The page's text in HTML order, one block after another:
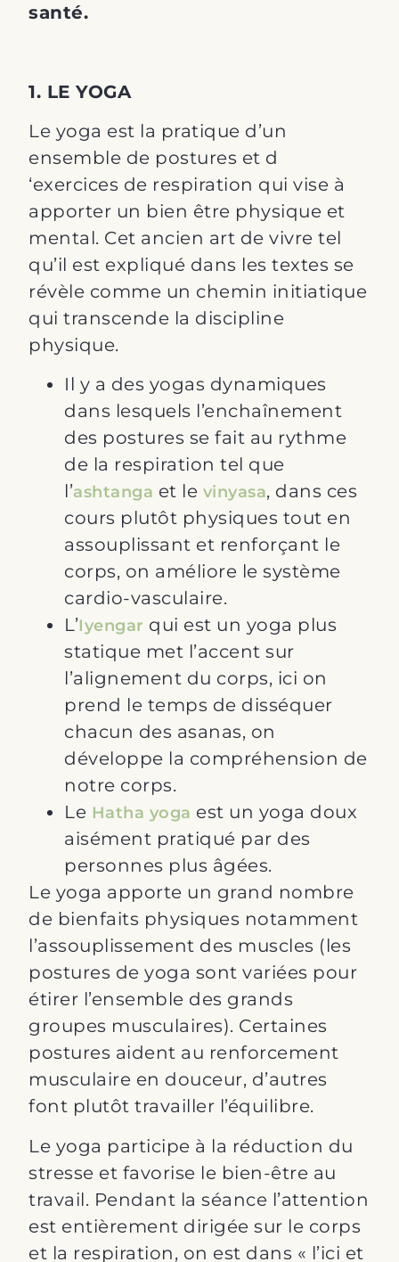
santé.
1. LE YOGA
Le yoga est la pratique d’un
ensemble de postures et d
‘exercices de respiration qui vise à
apporter un bien être physique et
mental. Cet ancien art de vivre tel
qu’il est expliqué dans les textes se
révèle comme un chemin initiatique
qui transcende la discipline
physique.
Il y a des yogas dynamiques
dans lesquels l’enchaînement
des postures se fait au rythme
de la respiration tel que
l’ashtanga et le vinyasa, dans ces
cours plutôt physiques tout en
assouplissant et renforçant le
corps, on améliore le système
cardio-vasculaire.
L’Iyengar qui est un yoga plus
statique met l’accent sur
l’alignement du corps, ici on
prend le temps de disséquer
chacun des asanas, on
développe la compréhension de
notre corps.
Le Hatha yoga est un yoga doux
aisément pratiqué par des
personnes plus âgées.
Le yoga apporte un grand nombre
de bienfaits physiques notamment
l’assouplissement des muscles (les
postures de yoga sont variées pour
étirer l’ensemble des grands
groupes musculaires). Certaines
postures aident au renforcement
musculaire en douceur, d’autres
font plutôt travailler l’équilibre.
Le yoga participe à la réduction du
stresse et favorise le bien-être au
travail. Pendant la séance l’attention
est entièrement dirigée sur le corps
et la respiration, on est dans « l’ici et